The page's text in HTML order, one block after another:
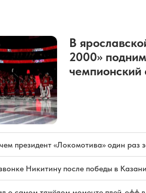
В
2000»
чемпионский
президент «Локомотива» один раз
Никитину после победы в Казани